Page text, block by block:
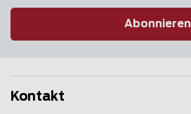
Abonnieren
Kontakt